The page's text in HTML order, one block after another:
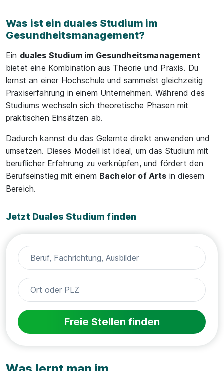
Was ist ein duales Studium im
Gesundheitsmanagement?
Ein duales Studium im Gesundheitsmanagement
bietet eine Kombination aus Theorie und Praxis. Du
lernst an einer Hochschule und sammelst gleichzeitig
Praxiserfahrung in einem Unternehmen. Während des
Studiums wechseln sich theoretische Phasen mit
praktischen Einsätzen ab.
Dadurch kannst du das Gelernte direkt anwenden und
umsetzen. Dieses Modell ist ideal, um das Studium mit
beruflicher Erfahrung zu verknüpfen, und fördert den
Berufseinstieg mit einem Bachelor of Arts in diesem
Bereich.
Jetzt Duales Studium finden
Freie Stellen finden